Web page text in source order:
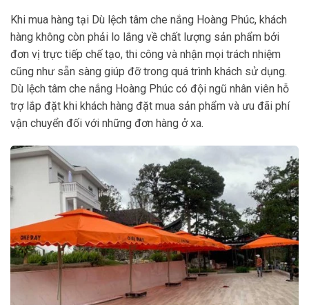
Khi mua hàng tại Dù lệch tâm che nắng Hoàng Phúc, khách
hàng không còn phải lo lắng về chất lượng sản phẩm bởi
đơn vị trực tiếp chế tạo, thi công và nhận mọi trách nhiệm
cũng như sẵn sàng giúp đỡ trong quá trình khách sử dụng.
Dù lệch tâm che nắng Hoàng Phúc có đội ngũ nhân viên hỗ
trợ lắp đặt khi khách hàng đặt mua sản phẩm và ưu đãi phí
vận chuyển đối với những đơn hàng ở xa.